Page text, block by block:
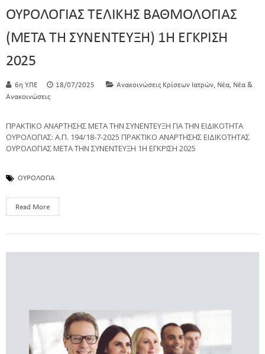
ΟΥΡΟΛΟΓΙΑΣ ΤΕΛΙΚΗΣ ΒΑΘΜΟΛΟΓΙΑΣ
(ΜΕΤΑ ΤΗ ΣΥΝΕΝΤΕΥΞΗ) 1Η ΕΓΚΡΙΣΗ
2025
6η Υ.ΠΕ 18/07/2025 Ανακοινώσεις Κρίσεων Ιατρών, Νέα, Νέα &
Ανακοινώσεις
ΠΡΑΚΤΙΚΟ ΑΝΑΡΤΗΣΗΣ ΜΕΤΑ ΤΗΝ ΣΥΝΕΝΤΕΥΞΗ ΓΙΑ ΤΗΝ ΕΙΔΙΚΟΤΗΤΑ
ΟΥΡΟΛΟΓΙΑΣ: Α.Π. 194/18-7-2025 ΠΡΑΚΤΙΚΟ ΑΝΑΡΤΗΣΗΣ ΕΙΔΙΚΟΤΗΤΑΣ
ΟΥΡΟΛΟΓΙΑΣ ΜΕΤΑ ΤΗΝ ΣΥΝΕΝΤΕΥΞΗ 1Η ΕΓΚΡΙΣΗ 2025
ΟΥΡΟΛΟΓΙΑ
Read More